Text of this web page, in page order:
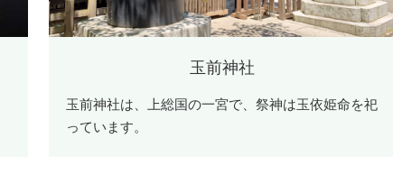
玉前神社
玉前神社は、上総国の一宮で、祭神は玉依姫命を祀
っています。